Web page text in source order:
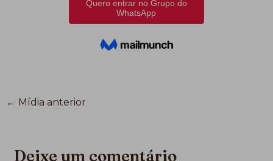
← Mídia anterior
Deixe um comentário